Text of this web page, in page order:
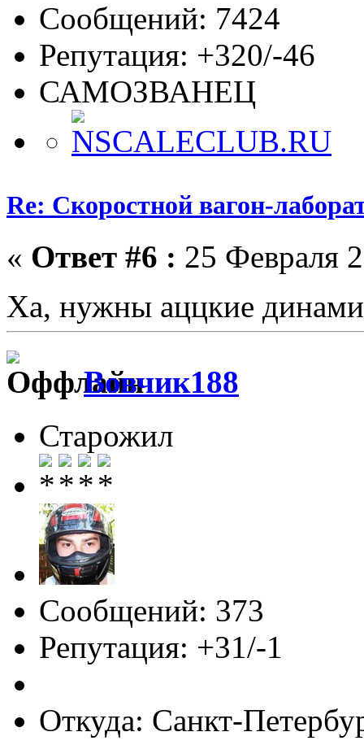
Сообщений: 7424
Репутация: +320/-46
САМОЗВАНЕЦ
Re: Скоростной вагон-
« Ответ #6 : 25 Февраля
Ха, нужны аццкие
Вовчик188
Старожил
Сообщений: 373
Репутация: +31/-1
Откуда: Санкт-